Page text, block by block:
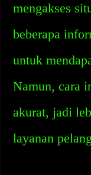
mengakses
beberapa
untuk
Namun, cara
akurat, jadi
layanan